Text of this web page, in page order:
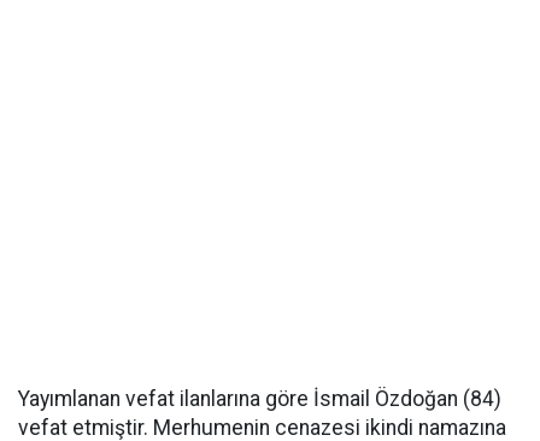
Yayımlanan vefat ilanlarına göre İsmail Özdoğan (84)
vefat etmiştir. Merhumenin cenazesi ikindi namazına